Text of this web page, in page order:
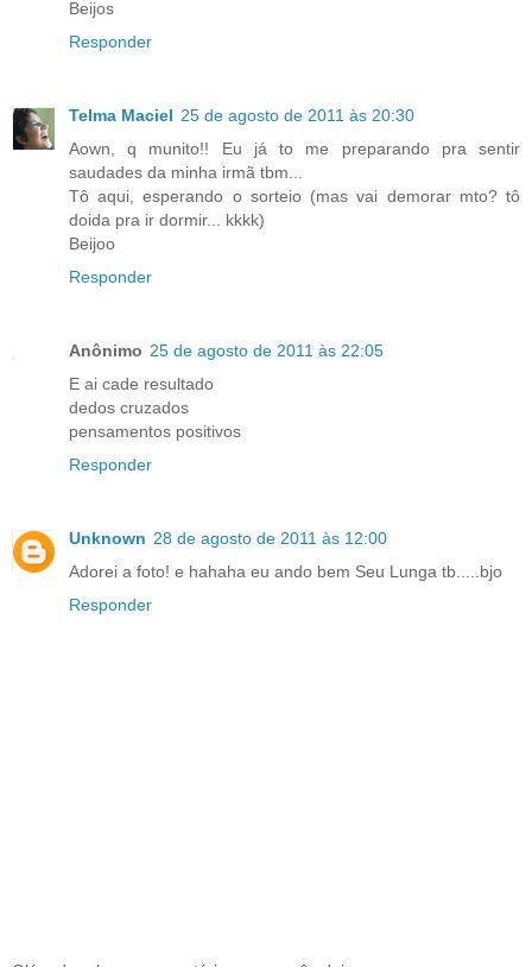
Beijos
Responder
Telma Maciel 25 de agosto de 2011 às 20:30
Aown, q munito!! Eu já to me preparando pra sentir
saudades da minha irmã tbm...
Tô aqui, esperando o sorteio (mas vai demorar mto? tô
doida pra ir dormir... kkkk)
Beijoo
Responder
Anônimo 25 de agosto de 2011 às 22:05
E ai cade resultado
dedos cruzados
pensamentos positivos
Responder
Unknown 28 de agosto de 2011 às 12:00
Adorei a foto! e hahaha eu ando bem Seu Lunga tb.....bjo
Responder